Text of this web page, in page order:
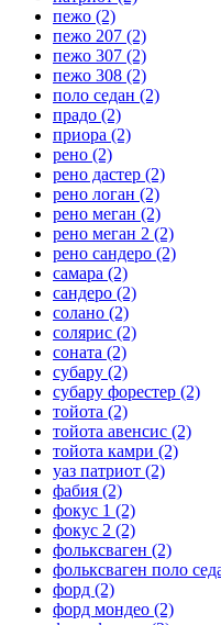
пежо (2)
пежо 207 (2)
пежо 307 (2)
пежо 308 (2)
поло седан (2)
прадо (2)
приора (2)
рено (2)
рено дастер (2)
рено логан (2)
рено меган (2)
рено меган 2 (2)
рено сандеро (2)
самара (2)
сандеро (2)
солано (2)
солярис (2)
соната (2)
субару (2)
субару форестер (2)
тойота (2)
тойота авенсис (2)
тойота камри (2)
уаз патриот (2)
фабия (2)
фокус 1 (2)
фокус 2 (2)
фольксваген (2)
фольксваген поло
форд (2)
форд мондео (2)